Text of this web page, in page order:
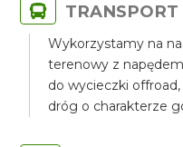
TRANSPORT
Wykorzystamy na
terenowy z
do wycieczki
dróg o charakterze